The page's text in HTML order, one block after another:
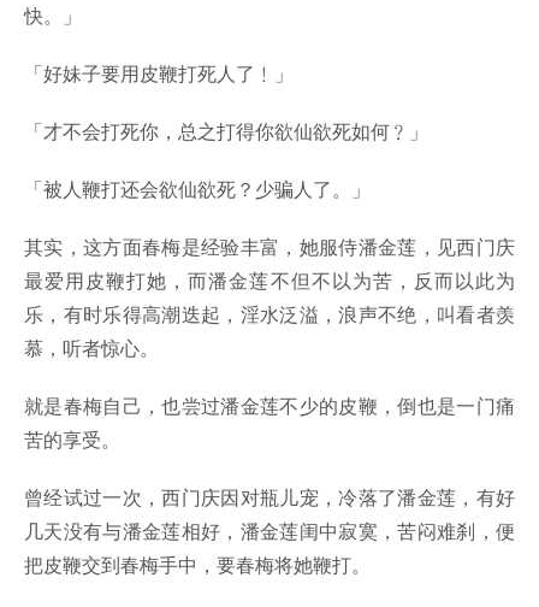
快。」
「好妹子要用皮鞭打死人了﹗」
「才不会打死你，总之打得你欲仙欲死如何﹖」
「被人鞭打还会欲仙欲死？少骗人了。」
其实，这方面春梅是经验丰富，她服侍潘金莲，见西门庆
最爱用皮鞭打她，而潘金莲不但不以为苦，反而以此为
乐，有时乐得高潮迭起，淫水泛溢，浪声不绝，叫看者羡
慕，听者惊心。
就是春梅自己，也尝过潘金莲不少的皮鞭，倒也是一门痛
苦的享受。
曾经试过一次，西门庆因对瓶儿宠，冷落了潘金莲，有好
几天没有与潘金莲相好，潘金莲闺中寂寞，苦闷难刹，便
把皮鞭交到春梅手中，要春梅将她鞭打。